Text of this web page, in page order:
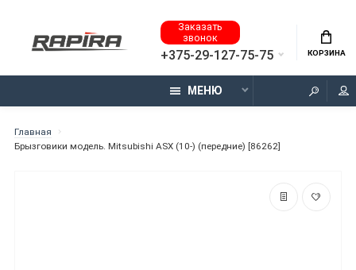
Заказать
звонок
+375-29-127-75-75 КОРЗИНА
МЕНЮ
Главная
Брызговики модель. Mitsubishi ASX (10-) (передние) [86262]